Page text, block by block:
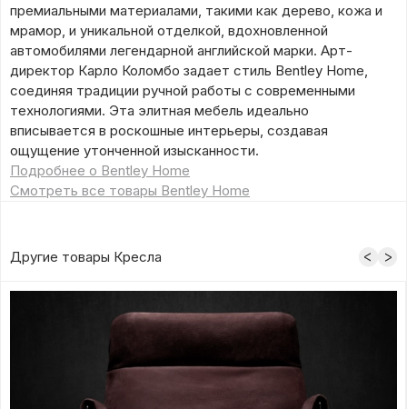
премиальными материалами, такими как дерево, кожа и
мрамор, и уникальной отделкой, вдохновленной
автомобилями легендарной английской марки. Арт-
директор Карло Коломбо задает стиль Bentley Home,
соединяя традиции ручной работы с современными
технологиями. Эта элитная мебель идеально
вписывается в роскошные интерьеры, создавая
ощущение утонченной изысканности.
Подробнее о Bentley Home
Смотреть все товары Bentley Home
Другие товары Кресла